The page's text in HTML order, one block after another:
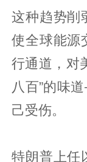
这种趋势削
使全球能源
行通道，对
八百”的味
己受伤。
特朗普上任